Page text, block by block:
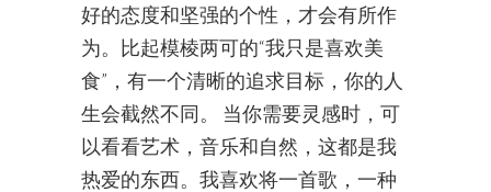
好的态度和坚强的个性，才会有所作
为。比起模棱两可的“我只是喜欢美
食”，有一个清晰的追求目标，你的人
生会截然不同。 当你需要灵感时，可
以看看艺术，音乐和自然，这都是我
热爱的东西。我喜欢将一首歌，一种